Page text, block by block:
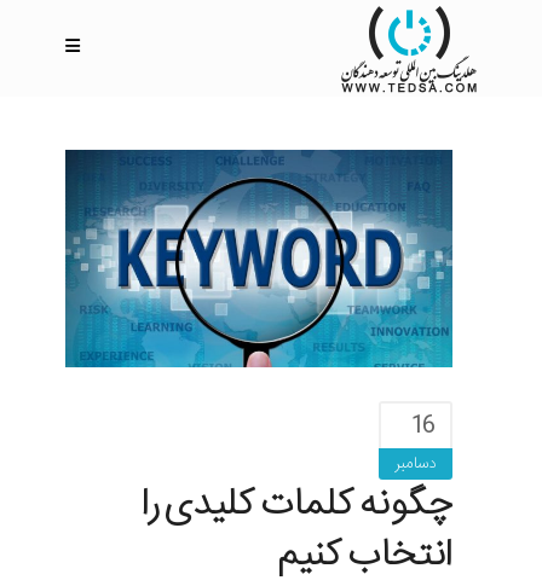
16
دسامبر
چگونه کلمات کلیدی را
انتخاب کنیم